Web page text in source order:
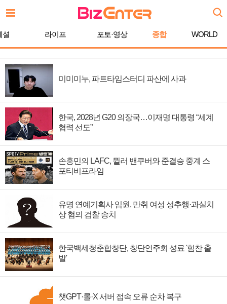
셜 라이프 포토·영상 종합 WORLD
미미미누, 파트타임스터디 파산에 사과
한국, 2028년 G20 의장국…이재명 대통령 “세계
협력 선도”
손흥민의 LAFC, 뮐러 밴쿠버와 준결승 중계 스
포티비프라임
유명 연예기획사 임원, 만취 여성 성추행·과실치
상 혐의 검찰 송치
한국백세청춘합창단, 창단연주회 성료 '힘찬 출
발'
챗GPT·롤·X 서버 접속 오류 순차 복구